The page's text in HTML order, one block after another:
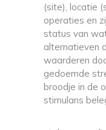
(site), locatie
operaties en
status van
alternatieven
waarderen
gedoemde
broodje in de
stimulans